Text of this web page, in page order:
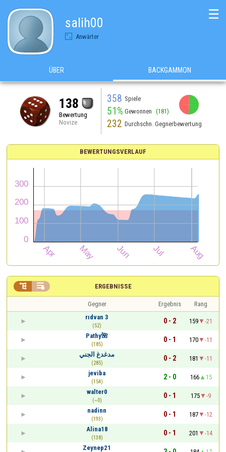
salih00
Anwärter
☰
ÜBER BACKGAMMON
138
Bewertung
Novize
358 Spiele
51% Gewonnen (181)
232 Durchschn. Gegnerbewertung
BEWERTUNGSVERLAUF
ERGEBNISSE
 
Gegner Ergebnis
Rang
rıdvan 3
(52)
0 - 2 159
-21
Pathy🌺
(185)
0 - 1 170
-11
مدغدغ الجني
(285)
0 - 2 181
-11
jeviba
(154)
2 - 0 166
15
walter0
(~0)
0 - 1 175
-9
nadinn
(193)
0 - 1 187
-12
Alina18
(138)
0 - 1 201
-14
Zeynep21